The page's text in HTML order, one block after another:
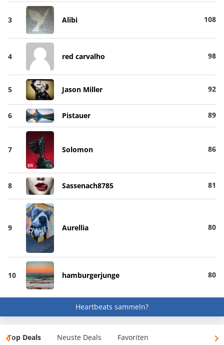
3 Alibi 108
4 red carvalho 98
5 Jason Miller 92
6 Pistauer 89
7 Solomon 86
8 Sassenach8785 81
9 Aurellia 80
10 hamburgerjunge 80
Heartbeats sammeln?
Top Deals Neuste Deals Favoriten